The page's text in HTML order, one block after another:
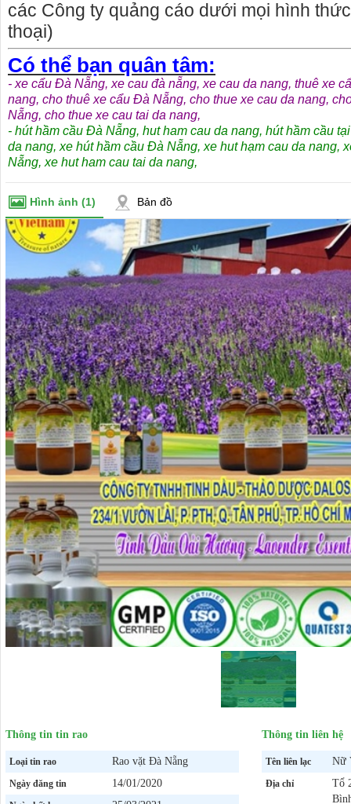
các Công ty quảng cáo dưới mọi hình
thoại)
Có thể bạn quân tâm:
- xe cẩu Đà Nẵng, xe cau đà nẵng, xe cau da nang, thuê xe
nang, cho thuê xe cẩu Đà Nẵng, cho thue xe cau da nang,
Nẵng, cho thue xe cau tai da nang,
- hút hầm cầu Đà Nẵng, hut ham cau da nang, hút hầm cầu
da nang, xe hút hầm cầu Đà Nẵng, xe hut hạm cau da nang,
Nẵng, xe hut ham cau tai da nang,
Hình ảnh (1) Bản đồ
Thông tin tin rao
Loại tin rao Rao vặt Đà Nẵng
Ngày đăng tin 14/01/2020
Thông tin liên hệ
Tên liên lạc Nữ
Địa chỉ
Tổ